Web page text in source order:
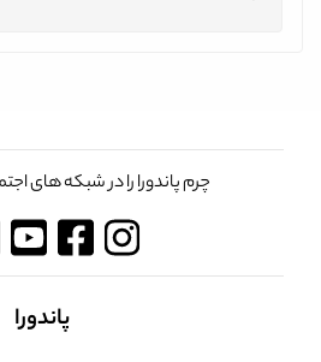
چرم پاندورا را در شبکه های
پاندورا